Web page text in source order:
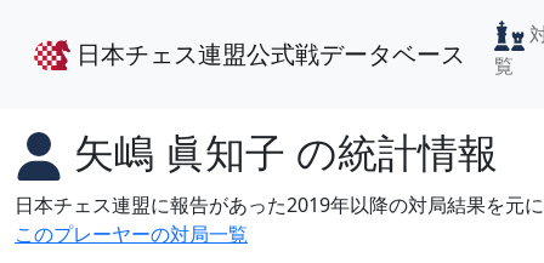
日本チェス連盟公式戦データベース
覧
矢嶋 眞知子 の統計情報
日本チェス連盟に報告があった2019年以降の対局結果を元
このプレーヤーの対局一覧